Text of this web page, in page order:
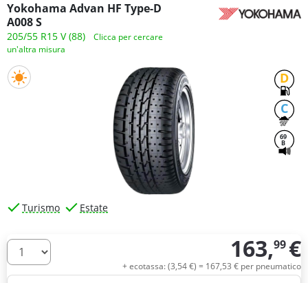
Yokohama Advan HF Type-D
A008 S
205/55 R15 V (88)
Clicca per cercare
un'altra misura
D
C
69
B
Turismo Estate
Quantità 163,99 €
+ ecotassa: (3,54€) = 167,53 € per pneumatico